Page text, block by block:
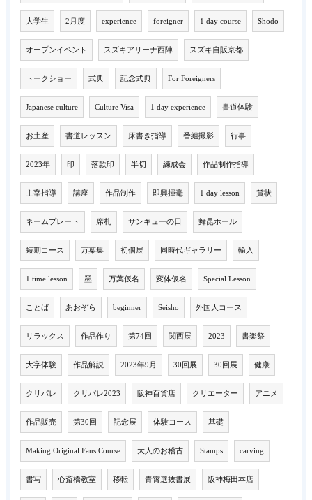
大学生 2月度 experience foreigner 1 day course Shodo
オープンイベント スズキアリーナ西陣 スズキ自販京都
トークショー 式典 記念式典 For Foreigners
Japanese culture Culture Visa 1 day experience 書道体験
お土産 書道レッスン 床書き指導 番組撮影 行事
2023年 印 落款印 半切 練成会 作品制作指導
主宰指導 講座 作品制作 即興揮毫 1 day lesson 賞状
ネームプレート 席札 サンキューの日 舞昆ホール
短期コース 万葉集 初個展 同時代ギャラリー 輸入
1 time lesson 墨 万葉仮名 変体仮名 Special Lesson
ことば あおぞら beginner Seisho 外国人コース
リラックス 作品作り 第74回 関西展 2023 書楽祭
大字体験 作品解説 2023年9月 30回展 30回展 健康
クリパレ クリパレ2023 阪神百貨店 クリエーター アニメ
作品販売 第30回 記念展 体験コース 基礎
Making Original Fans Course 大人のお稽古 Stamps carving
書写 心斎橋教室 移転 青霄選抜書展 阪神梅田本店